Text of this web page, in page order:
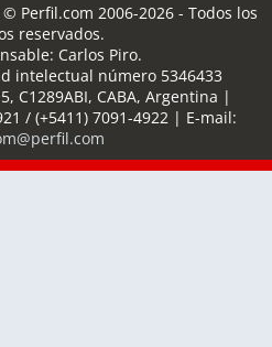
Perfil.com 2006-2026 - Todos los
reservados.
Carlos Piro.
intelectual número 5346433
, C1289ABI, CABA, Argentina |
/ (+5411) 7091-4922 | E-mail: